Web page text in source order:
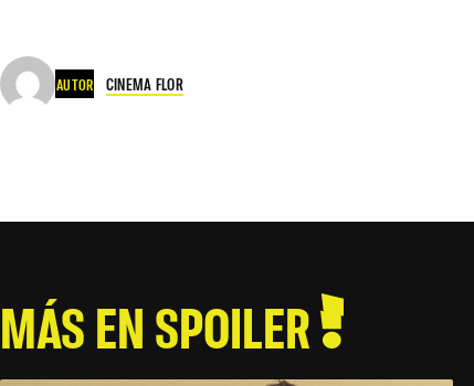
AUTOR CINEMA FLOR
MÁS EN SPOILER